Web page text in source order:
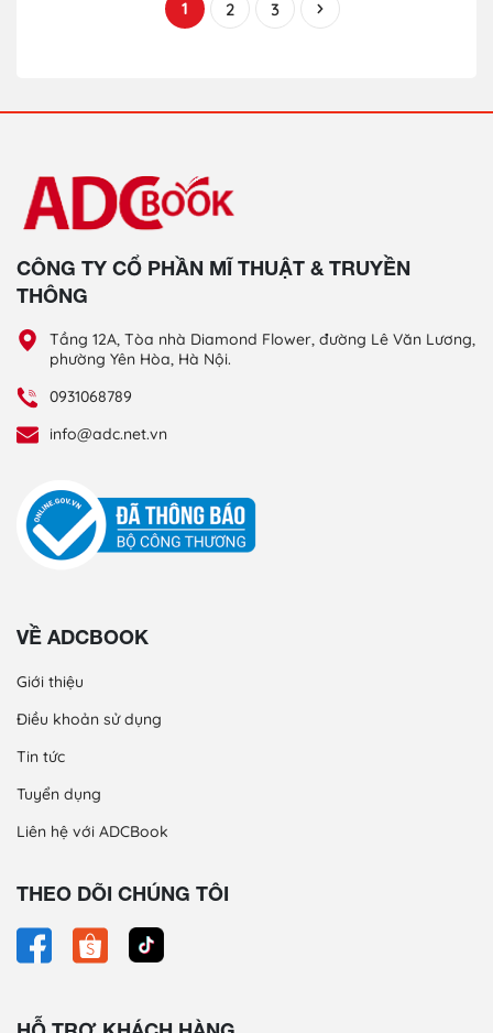
1 2 3
CÔNG TY CỔ PHẦN MĨ THUẬT & TRUYỀN
THÔNG
Tầng 12A, Tòa nhà Diamond Flower, đường Lê Văn Lương,
phường Yên Hòa, Hà Nội.
0931068789
info@adc.net.vn
VỀ ADCBOOK
Giới thiệu
Điều khoản sử dụng
Tin tức
Tuyển dụng
Liên hệ với ADCBook
THEO DÕI CHÚNG TÔI